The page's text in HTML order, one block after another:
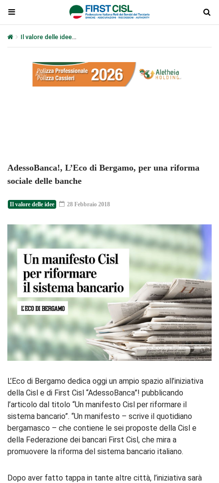
Il valore delle idee
AdessoBanca!, L’Eco di Bergamo, per una riforma
sociale delle banche
Il valore delle idee 28 Febbraio 2018
L’Eco di Bergamo dedica oggi un ampio spazio all’iniziativa
della Cisl e di First Cisl “AdessoBanca”! pubblicando
l’articolo dal titolo “Un manifesto Cisl per riformare il
sistema bancario”. “Un manifesto – scrive il quotidiano
bergamasco – che contiene le sei proposte della Cisl e
della Federazione dei bancari First Cisl, che mira a
promuovere la riforma del sistema bancario italiano.
Dopo aver fatto tappa in tante altre città, l’iniziativa sarà